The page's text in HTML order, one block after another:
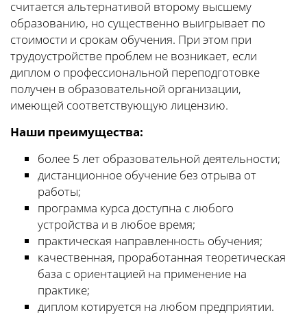
считается альтернативой второму высшему
образованию, но существенно выигрывает по
стоимости и срокам обучения. При этом при
трудоустройстве проблем не возникает, если
диплом о профессиональной переподготовке
получен в образовательной организации,
имеющей соответствующую лицензию.
Наши преимущества:
более 5 лет образовательной деятельности;
дистанционное обучение без отрыва от
работы;
программа курса доступна с любого
устройства и в любое время;
практическая направленность обучения;
качественная, проработанная теоретическая
база с ориентацией на применение на
практике;
диплом котируется на любом предприятии.